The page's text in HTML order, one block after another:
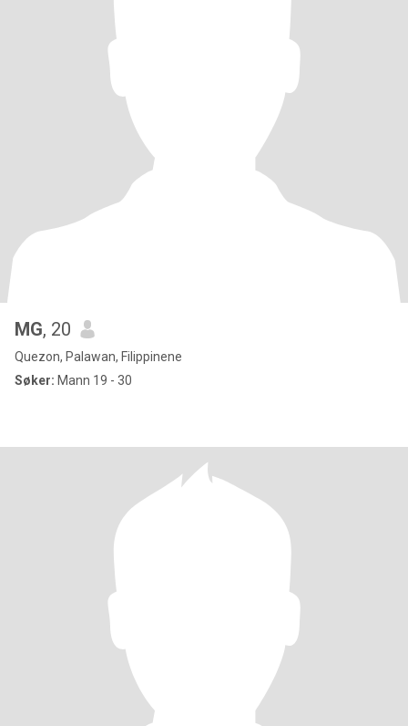
MG, 20
Quezon, Palawan, Filippinene
Søker: Mann 19 - 30